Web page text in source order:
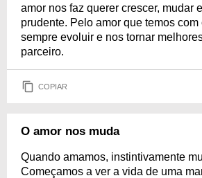
amor nos faz querer crescer, mudar
prudente. Pelo amor que temos
sempre evoluir e nos tornar
parceiro.
COPIAR
O amor nos muda
Quando amamos, instintivamente
Começamos a ver a vida de uma